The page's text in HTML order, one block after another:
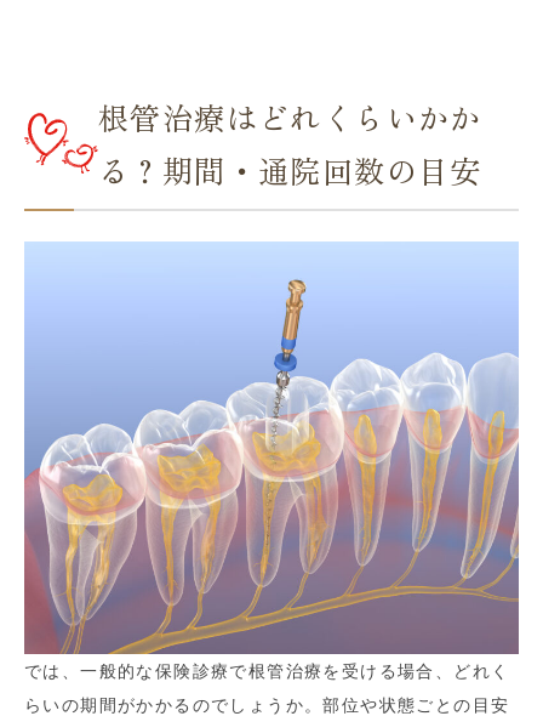
根管治療はどれくらいかか
る？期間・通院回数の目安
では、一般的な保険診療で根管治療を受ける場合、どれく
らいの期間がかかるのでしょうか。部位や状態ごとの目安